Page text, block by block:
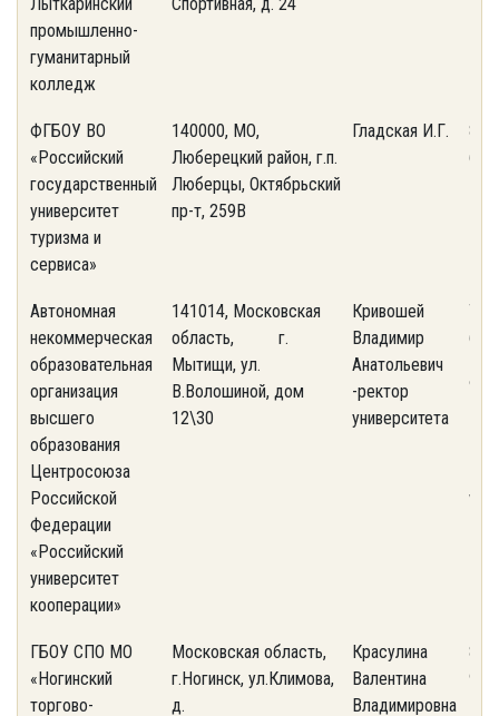
промышленно-
гуманитарный
колледж
ФГБОУ ВО
«Российский
государственный
университет
туризма и
сервиса»
140000, МО,
Люберецкий район, г.п.
Люберцы, Октябрьский
пр-т, 259В
Гладская И.Г.
8
68
Автономная
некоммерческая
образовательная
организация
высшего
образования
Центросоюза
Российской
Федерации
«Российский
университет
кооперации»
141014, Московская
область, г.
Мытищи, ул.
В.Волошиной, дом
12\30
Кривошей
Владимир
Анатольевич
-ректор
университета
ГБОУ СПО МО
«Ногинский
торгово-
Московская область,
г.Ногинск, ул.Климова,
д.
Красулина
Валентина
Владимировна
92,